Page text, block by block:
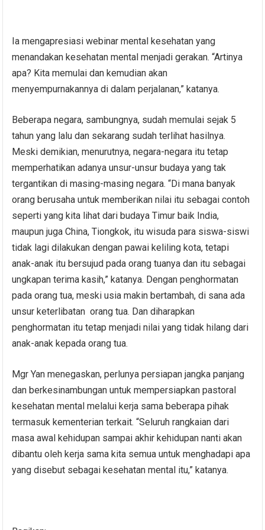
Ia mengapresiasi webinar mental kesehatan yang
menandakan kesehatan mental menjadi gerakan. “Artinya
apa? Kita memulai dan kemudian akan
menyempurnakannya di dalam perjalanan,” katanya.
Beberapa negara, sambungnya, sudah memulai sejak 5
tahun yang lalu dan sekarang sudah terlihat hasilnya.
Meski demikian, menurutnya, negara-negara itu tetap
memperhatikan adanya unsur-unsur budaya yang tak
tergantikan di masing-masing negara. “Di mana banyak
orang berusaha untuk memberikan nilai itu sebagai contoh
seperti yang kita lihat dari budaya Timur baik India,
maupun juga China, Tiongkok, itu wisuda para siswa-siswi
tidak lagi dilakukan dengan pawai keliling kota, tetapi
anak-anak itu bersujud pada orang tuanya dan itu sebagai
ungkapan terima kasih,” katanya. Dengan penghormatan
pada orang tua, meski usia makin bertambah, di sana ada
unsur keterlibatan orang tua. Dan diharapkan
penghormatan itu tetap menjadi nilai yang tidak hilang dari
anak-anak kepada orang tua.
Mgr Yan menegaskan, perlunya persiapan jangka panjang
dan berkesinambungan untuk mempersiapkan pastoral
kesehatan mental melalui kerja sama beberapa pihak
termasuk kementerian terkait. “Seluruh rangkaian dari
masa awal kehidupan sampai akhir kehidupan nanti akan
dibantu oleh kerja sama kita semua untuk menghadapi apa
yang disebut sebagai kesehatan mental itu,” katanya.